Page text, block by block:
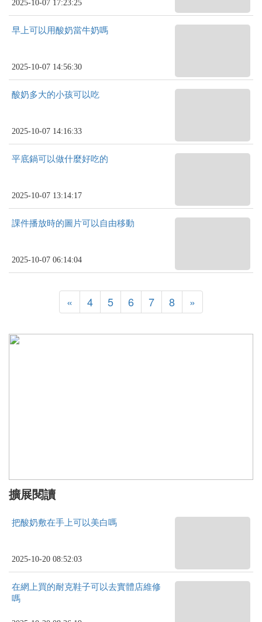
2025-10-07 17:23:25
早上可以用酸奶當牛奶嗎
2025-10-07 14:56:30
酸奶多大的小孩可以吃
2025-10-07 14:16:33
平底鍋可以做什麼好吃的
2025-10-07 13:14:17
課件播放時的圖片可以自由移動
2025-10-07 06:14:04
« 4 5 6 7 8 »
擴展閱讀
把酸奶敷在手上可以美白嗎
2025-10-20 08:52:03
在網上買的耐克鞋子可以去實體店維修
嗎